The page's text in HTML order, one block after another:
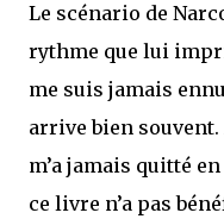
Le scénario de
rythme que lui
me suis jamais
arrive bien
m’a jamais quitté
ce livre n’a pas